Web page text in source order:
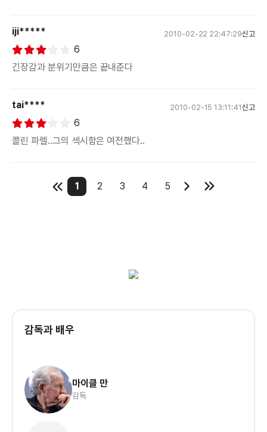
iji***** 2010-02-22 22:47:29신고
6
긴장감과 분위기만큼은 끝내준다
tai**** 2010-02-15 13:11:41신고
6
콜린 파렐..그의 섹시함은 여전했다..
1 2 3 4 5
감독과 배우
마이클 만
감독